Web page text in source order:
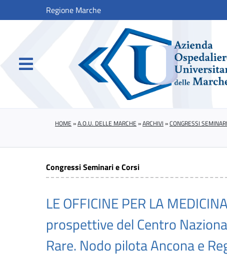
Regione Marche
HOME »A.O.U. DELLE MARCHE »ARCHIVI »CONGRESSI
Congressi Seminari e Corsi
LE OFFICINE PER LA
prospettive del Centro
Rare. Nodo pilota Ancona e